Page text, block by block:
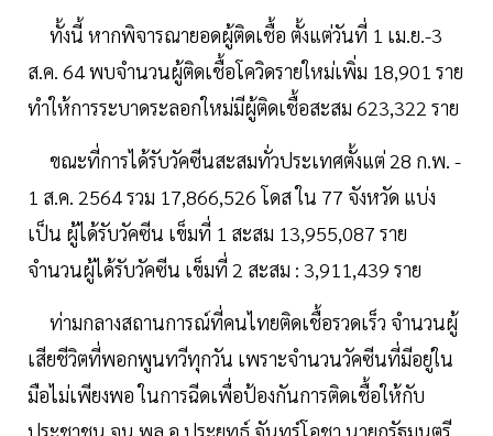
ทั้งนี้ หากพิจารณายอดผู้ติดเชื้อ ตั้งแต่วันที่ 1 เม.ย.-3
ส.ค. 64 พบจำนวนผู้ติดเชื้อโควิดรายใหม่เพิ่ม 18,901 ราย
ทำให้การระบาดระลอกใหม่มีผู้ติดเชื้อสะสม 623,322 ราย
ขณะที่การได้รับวัคซีนสะสมทั่วประเทศตั้งแต่ 28 ก.พ. -
1 ส.ค. 2564 รวม 17,866,526 โดส ใน 77 จังหวัด แบ่ง
เป็น ผู้ได้รับวัคซีน เข็มที่ 1 สะสม 13,955,087 ราย
จำนวนผู้ได้รับวัคซีน เข็มที่ 2 สะสม : 3,911,439 ราย
ท่ามกลางสถานการณ์ที่คนไทยติดเชื้อรวดเร็ว จำนวนผู้
เสียชีวิตที่พอกพูนทวีทุกวัน เพราะจำนวนวัคซีนที่มีอยู่ใน
มือไม่เพียงพอ ในการฉีดเพื่อป้องกันการติดเชื้อให้กับ